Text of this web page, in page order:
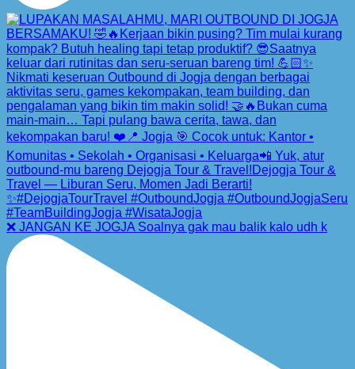
❌ JANGAN KE JOGJA Soalnya gak mau balik kalo udh k